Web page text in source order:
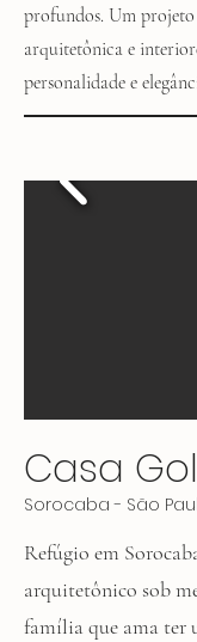
profundos. Um
arquitetônica e
personalidade e
Casa
Sorocaba - São
Refúgio em
arquitetônico sob
família que ama ter